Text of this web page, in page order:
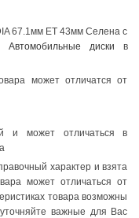
67.1мм ET 43мм Селена с
диски в
может отличатся от
и может отличаться в
характер и взята
может отличаться от
товара возможны
важные для Вас